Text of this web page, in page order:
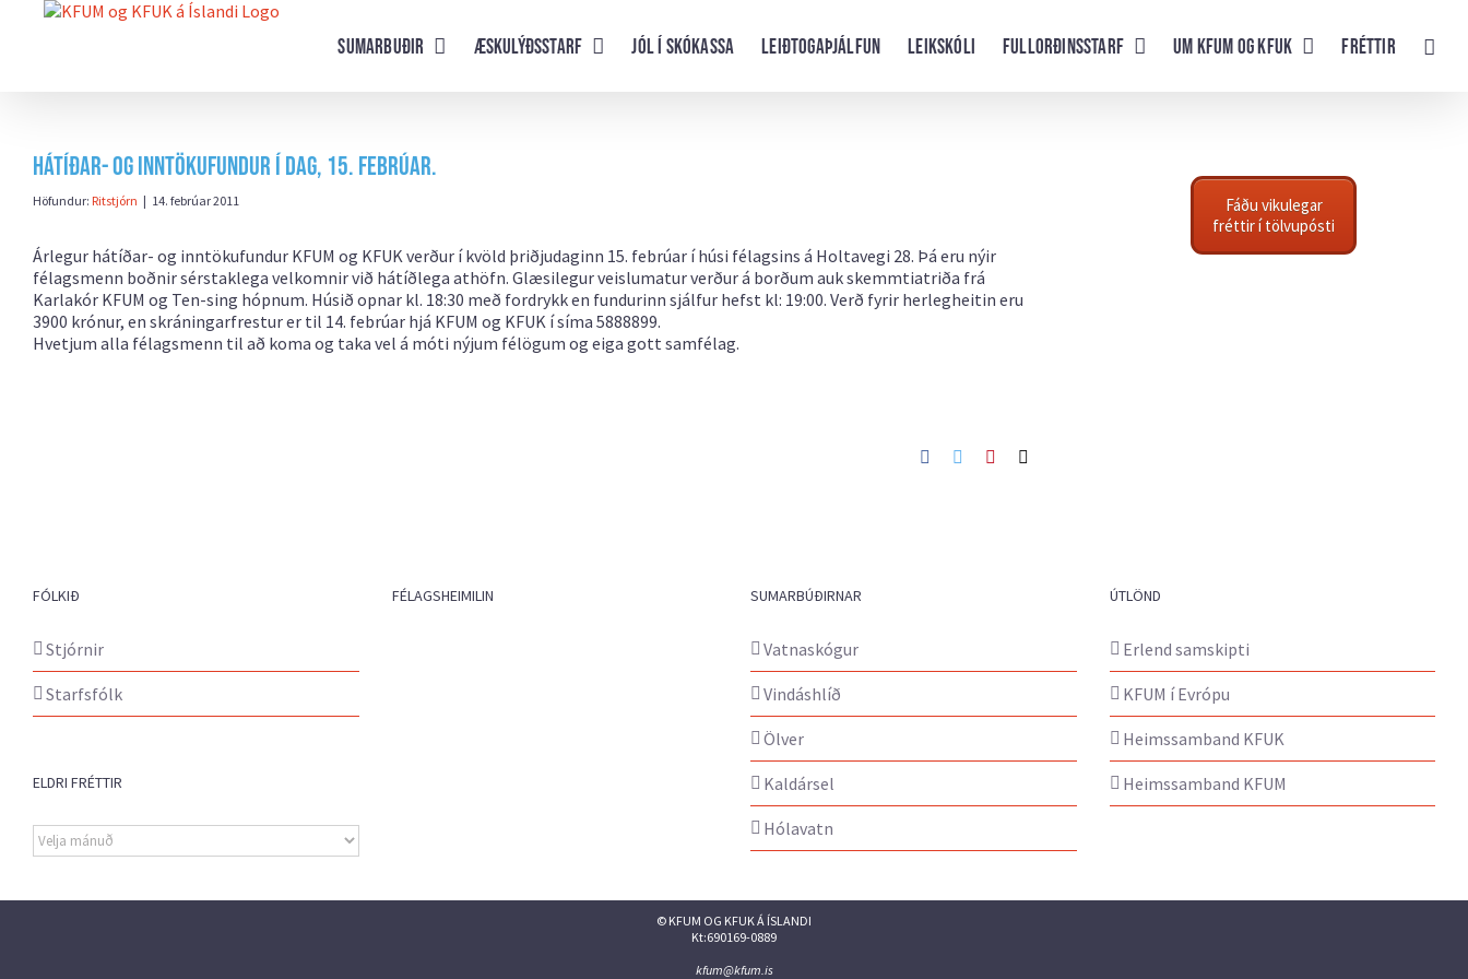
Sumarbuðir Æskulýðsstarf Jól í skókassa Leiðtogaþjálfun Leikskóli Fullorðinsstarf UM KFUM og KFUK Fréttir
Hátíðar- og inntökufundur í dag, 15. febrúar.
Höfundur: Ritstjórn | 14. febrúar 2011
Árlegur hátíðar- og inntökufundur KFUM og KFUK verður í kvöld þriðjudaginn 15. febrúar í húsi félagsins á Holtavegi 28. Þá eru nýir
félagsmenn boðnir sérstaklega velkomnir við hátíðlega athöfn. Glæsilegur veislumatur verður á borðum auk skemmtiatriða frá
Karlakór KFUM og Ten-sing hópnum. Húsið opnar kl. 18:30 með fordrykk en fundurinn sjálfur hefst kl: 19:00. Verð fyrir herlegheitin eru
3900 krónur, en skráningarfrestur er til 14. febrúar hjá KFUM og KFUK í síma 5888899.
Hvetjum alla félagsmenn til að koma og taka vel á móti nýjum félögum og eiga gott samfélag.
Facebook
TwitterPinterest
Fáðu vikulegar
fréttir í tölvupósti
FÓLKIÐ
Stjórnir
Starfsfólk
ELDRI FRÉTTIR
Eldri
fréttir
FÉLAGSHEIMILIN SUMARBÚÐIRNAR
Vatnaskógur
Vindáshlíð
Ölver
Kaldársel
Hólavatn
ÚTLÖND
Erlend samskipti
KFUM í Evrópu
Heimssamband KFUK
Heimssamband KFUM
© KFUM OG KFUK Á ÍSLANDI
Kt:690169-0889
kfum@kfum.is